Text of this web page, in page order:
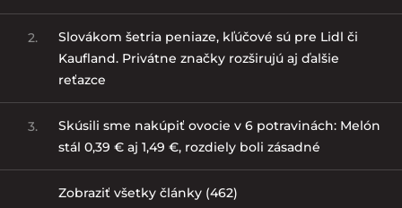
2.
Slovákom šetria peniaze, kľúčové sú pre Lidl či
Kaufland. Privátne značky rozširujú aj ďalšie
reťazce
3.
Skúsili sme nakúpiť ovocie v 6 potravinách: Melón
stál 0,39 € aj 1,49 €, rozdiely boli zásadné
Zobraziť všetky články (462)